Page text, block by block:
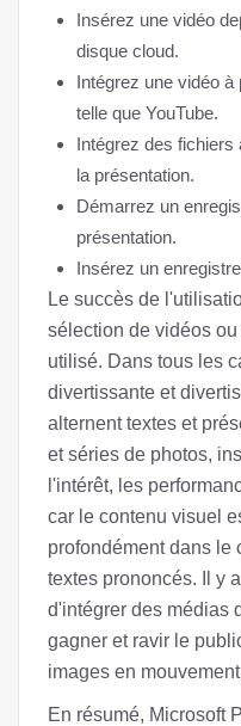
Insérez une vidéo
disque cloud.
Intégrez une vidéo à
telle que YouTube.
Intégrez des fichiers
la présentation.
Démarrez un
présentation.
Insérez un
Le succès de
sélection de vidéos
utilisé. Dans tous les
divertissante et
alternent textes et
et séries de photos,
l'intérêt, les
car le contenu visuel
profondément dans le
textes prononcés. Il y
d'intégrer des médias
gagner et ravir le
images en
En résumé, Microsoft